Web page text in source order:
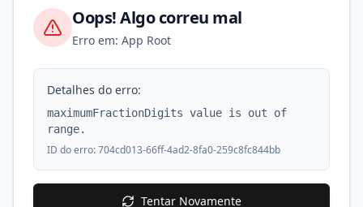
Oops! Algo correu mal
Erro em: App Root
Detalhes do erro:
maximumFractionDigits value is out of
range.
ID do erro:704cd013-66ff-4ad2-8fa0-259c8fc844bb
Tentar Novamente